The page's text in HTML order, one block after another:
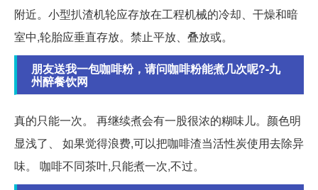
附近。小型扒渣机轮应存放在工程机械的冷却、干燥和暗
室中,轮胎应垂直存放。禁止平放、叠放或。
朋友送我一包咖啡粉，请问咖啡粉能煮几次呢?-九
州醉餐饮网
真的只能一次。 再继续煮会有一股很浓的糊味儿。颜色明
显浅了、 如果觉得浪费,可以把咖啡渣当活性炭使用去除异
味。 咖啡不同茶叶,只能煮一次,不过。